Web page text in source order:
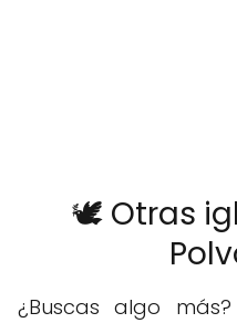
🕊️ Otras
¿Buscas algo